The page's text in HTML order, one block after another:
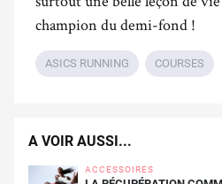
champion du demi-fond !
ASICS RUNNING COURSES
A VOIR AUSSI...
ACCESSOIRES